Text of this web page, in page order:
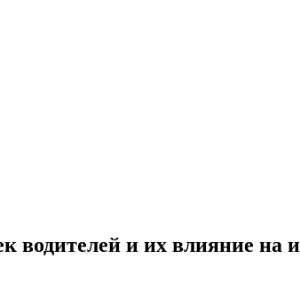
и их влияние на